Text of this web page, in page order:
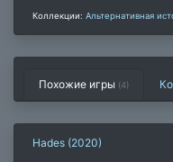
Коллекции: Альтернативная
Похожие игры (4)
Hades (2020)